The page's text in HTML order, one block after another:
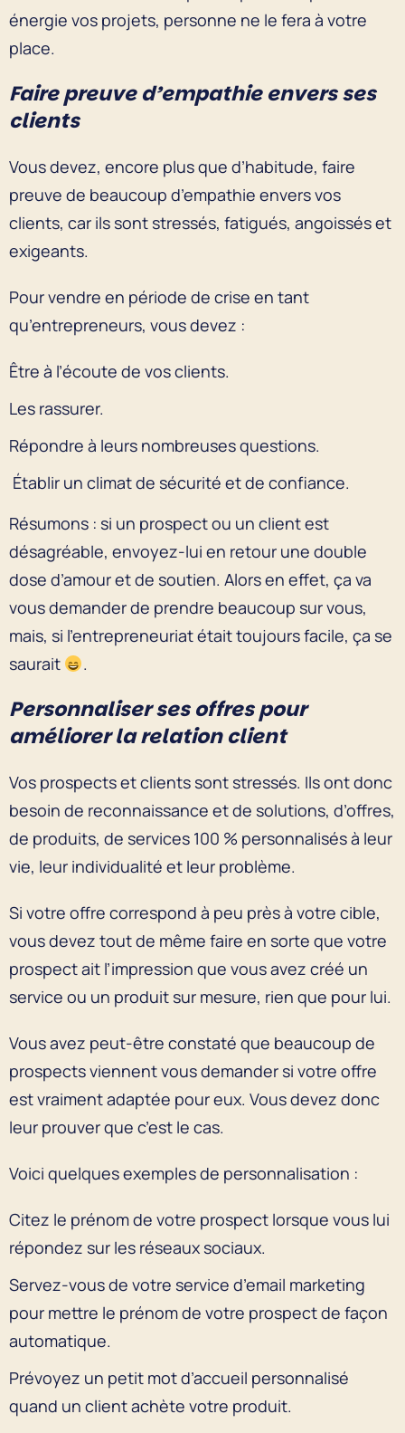
énergie vos projets, personne ne le fera à votre
place.
Faire preuve d’empathie envers ses
clients
Vous devez, encore plus que d’habitude, faire
preuve de beaucoup d’empathie envers vos
clients, car ils sont stressés, fatigués, angoissés et
exigeants.
Pour vendre en période de crise en tant
qu’entrepreneurs, vous devez :
Être à l’écoute de vos clients.
Les rassurer.
Répondre à leurs nombreuses questions.
Établir un climat de sécurité et de confiance.
Résumons : si un prospect ou un client est
désagréable, envoyez-lui en retour une double
dose d’amour et de soutien. Alors en effet, ça va
vous demander de prendre beaucoup sur vous,
mais, si l’entrepreneuriat était toujours facile, ça se
saurait
.
Personnaliser ses offres pour
améliorer la relation client
Vos prospects et clients sont stressés. Ils ont donc
besoin de reconnaissance et de solutions, d’offres,
de produits, de services 100 % personnalisés à leur
vie, leur individualité et leur problème.
Si votre offre correspond à peu près à votre cible,
vous devez tout de même faire en sorte que votre
prospect ait l’impression que vous avez créé un
service ou un produit sur mesure, rien que pour lui.
Vous avez peut-être constaté que beaucoup de
prospects viennent vous demander si votre offre
est vraiment adaptée pour eux. Vous devez donc
leur prouver que c’est le cas.
Voici quelques exemples de personnalisation :
Citez le prénom de votre prospect lorsque vous lui
répondez sur les réseaux sociaux.
Servez-vous de votre service d’email marketing
pour mettre le prénom de votre prospect de façon
automatique.
Prévoyez un petit mot d’accueil personnalisé
quand un client achète votre produit.